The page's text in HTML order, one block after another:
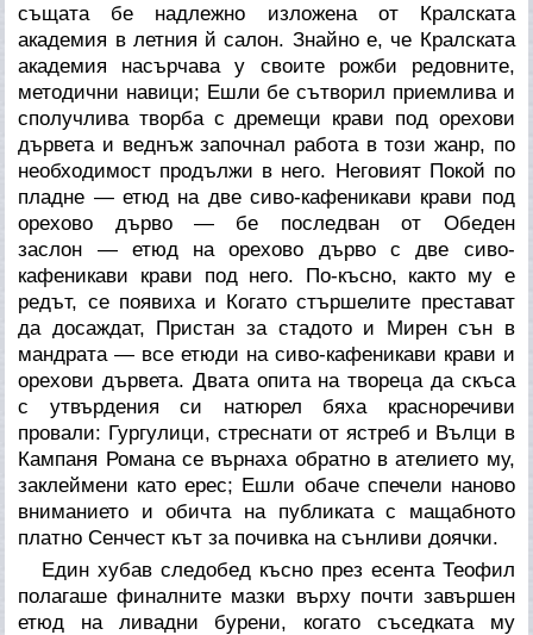
същата бе надлежно изложена от Кралската
академия в летния й салон. Знайно е, че Кралската
академия насърчава у своите рожби редовните,
методични навици; Ешли бе сътворил приемлива и
сполучлива творба с дремещи крави под орехови
дървета и веднъж започнал работа в този жанр, по
необходимост продължи в него. Неговият Покой по
пладне — етюд на две сиво-кафеникави крави под
орехово дърво — бе последван от Обеден
заслон — етюд на орехово дърво с две сиво-
кафеникави крави под него. По-късно, както му е
редът, се появиха и Когато стършелите престават
да досаждат, Пристан за стадотои Мирен сън в
мандрата— все етюди на сиво-кафеникави крави и
орехови дървета. Двата опита на твореца да скъса
с утвърдения си натюрел бяха красноречиви
провали: Гургулици, стреснати от ястреб и Вълци в
Кампаня Романасе върнаха обратно в ателието му,
заклеймени като ерес; Ешли обаче спечели наново
вниманието и обичта на публиката с мащабното
платноСенчест кът за почивка на сънливи доячки.
Един хубав следобед късно през есента Теофил
полагаше финалните мазки върху почти завършен
етюд на ливадни бурени, когато съседката му